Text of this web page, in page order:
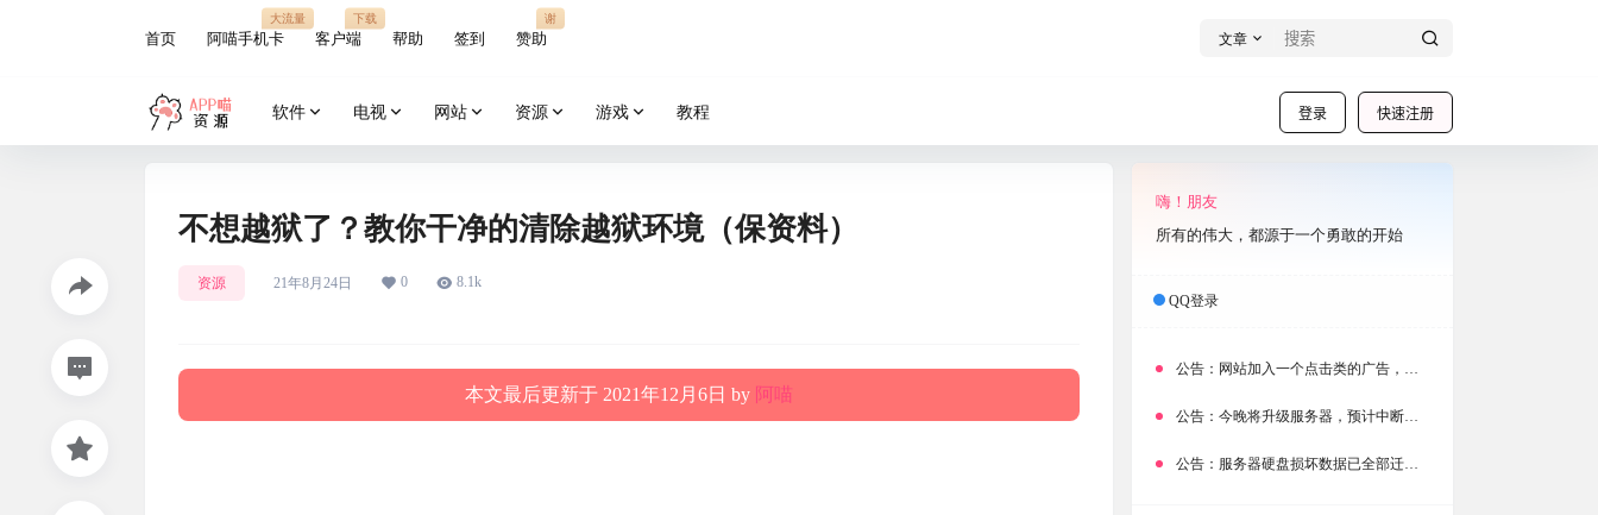
首页 阿喵手机卡
大流量
客户端
下载
帮助 签到 赞助
谢
文章
登录 快速注册
软件 电视 网站 资源 游戏 教程
不想越狱了？教你干净的清除越狱环境（保资料）
资源 21年8月24日 0 8.1k
本文最后更新于 2021年12月6日 by 阿喵
嗨！朋友
所有的伟大，都源于一个勇敢的开始
QQ登录
公告： 网站加入一个点击类的广告，大家点击下载按钮需要注意
公告： 今晚将升级服务器，预计中断时常为1分钟
公告： 服务器硬盘损坏数据已全部迁移备份，网站恢复完成！